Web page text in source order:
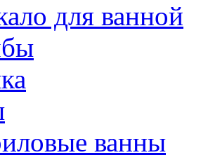
для ванной
ванны